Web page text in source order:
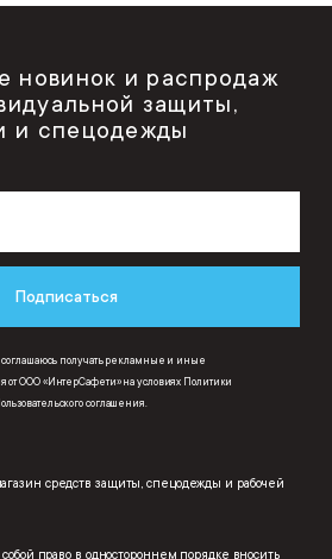
новинок и распродаж
защиты,
и спецодежды
Подписаться
соглашаюсь получать рекламные и иные
от ООО «ИнтерСафети» на условиях Политики
соглашения
средств защиты, спецодежды и рабочей
право в одностороннем порядке вносить